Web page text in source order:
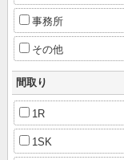
事務所
その他
間取り
1R
1SK